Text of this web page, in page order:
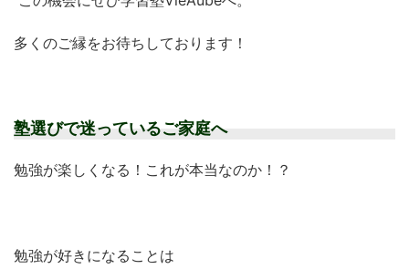
多くのご縁をお待ちしております！
塾選びで迷っているご家庭へ
勉強が楽しくなる！これが本当なのか！？
勉強が好きになることは